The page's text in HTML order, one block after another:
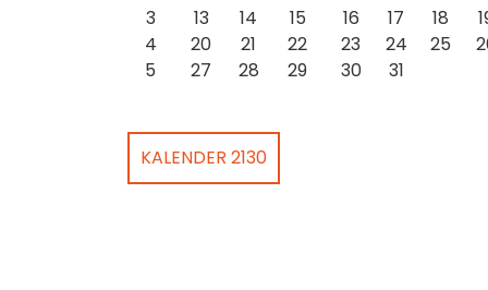
3
13 14 15 16 17 18
4
20 21 22 23 24 25
5
27 28 29 30 31
KALENDER 2130